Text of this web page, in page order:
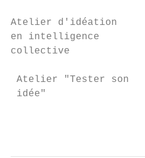
Atelier d'idéation
en intelligence
collective
Atelier "Tester son
idée"